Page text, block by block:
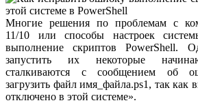
Многие решения по проблемам с
11/10 или способы настроек
выполнение скриптов PowerShell.
запустить их некоторые
сталкиваются с сообщением об
загрузить файл имя_файла.ps1, так как
отключено в этой системе».